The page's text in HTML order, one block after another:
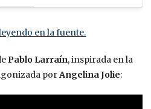
en la fuente.
Pablo Larraín, inspirada en la
porAngelina Jolie: